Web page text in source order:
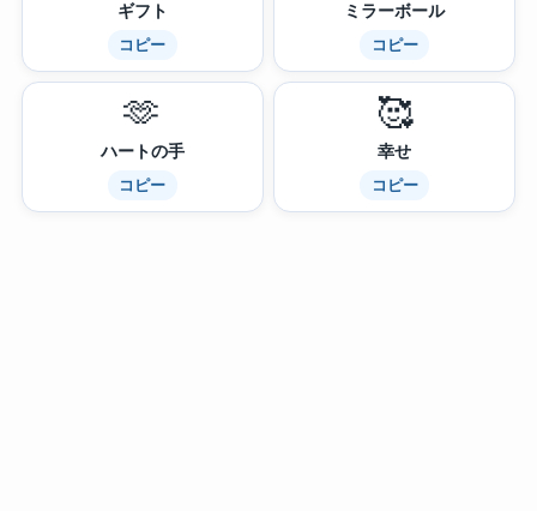
ギフト
コピー
ミラーボール
コピー
🫶
ハートの手
コピー
🥰
幸せ
コピー